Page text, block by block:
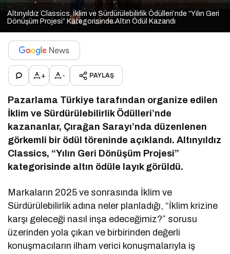
Altınyıldız Classics, İklim ve Sürdürülebilirlik Ödülleri’nde “Yılın Geri
Dönüşüm Projesi” Kategorisinde Altın Ödül Kazandı
+ - PAYLAŞ
Pazarlama Türkiye tarafından organize edilen
İklim ve Sürdürülebilirlik Ödülleri’nde
kazananlar, Çırağan Sarayı’nda düzenlenen
görkemli bir ödül töreninde açıklandı. Altınyıldız
Classics, “Yılın Geri Dönüşüm Projesi”
kategorisinde altın ödüle layık görüldü.
Markaların 2025 ve sonrasında İklim ve
Sürdürülebilirlik adına neler planladığı, “İklim krizine
karşı geleceği nasıl inşa edeceğimiz?” sorusu
üzerinden yola çıkan ve birbirinden değerli
konuşmacıların ilham verici konuşmalarıyla iş